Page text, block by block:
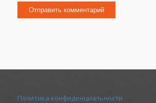
Политика конфиденциальности